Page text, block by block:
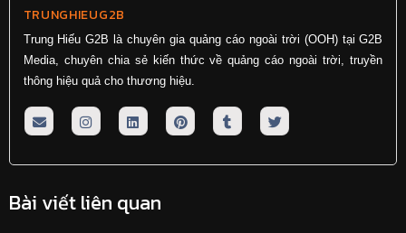
TRUNGHIEUG2B
Trung Hiếu G2B là chuyên gia quảng cáo ngoài trời (OOH) tại G2B
Media, chuyên chia sẻ kiến thức về quảng cáo ngoài trời, truyền
thông hiệu quả cho thương hiệu.
Bài viết liên quan